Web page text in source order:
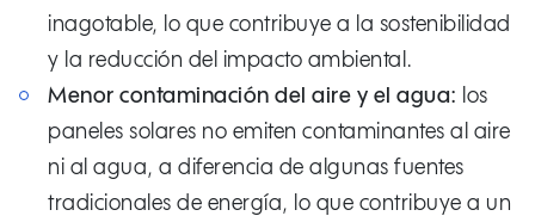
inagotable, lo que contribuye a la sostenibilidad
y la reducción del impacto ambiental.
Menor contaminación del aire y el agua: los
paneles solares no emiten contaminantes al aire
ni al agua, a diferencia de algunas fuentes
tradicionales de energía, lo que contribuye a un